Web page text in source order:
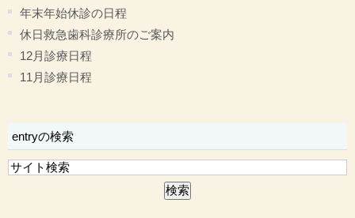
年末年始休診の日程
休日救急歯科診療所のご案内
12月診療日程
11月診療日程
entryの検索